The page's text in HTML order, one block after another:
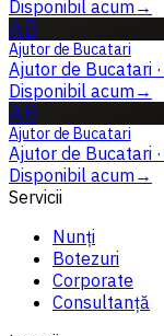
Disponibil acum→
AB
Ajutor de Bucatari
Ajutor de Bucatari ·
Disponibil acum→
AB
Ajutor de Bucatari
Ajutor de Bucatari ·
Disponibil acum→
Servicii
Nunți
Botezuri
Corporate
Consultanță